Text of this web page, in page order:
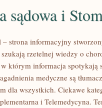
sądowa i
strona informacyjny
rzetelnej wiedzy o
w którym informacja spotykają
medyczne są
dla wszystkich. Ciekawe
i Telemedycyna.